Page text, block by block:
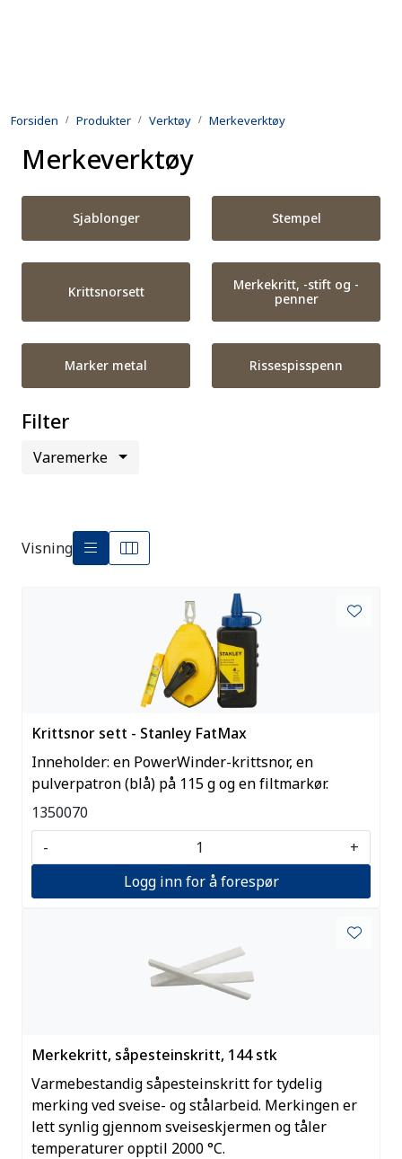
Forsiden Produkter Verktøy Merkeverktøy
Merkeverktøy
Sjablonger Stempel
Krittsnorsett
Merkekritt, -stift og -
penner
Marker metal Rissespisspenn
Filter
Varemerke
Visning
Krittsnor sett - Stanley FatMax
Inneholder: en PowerWinder-krittsnor, en
pulverpatron (blå) på 115 g og en filtmarkør.
1350070
-
+
Logg inn for å forespør
Merkekritt, såpesteinskritt, 144 stk
Varmebestandig såpesteinskritt for tydelig
merking ved sveise- og stålarbeid. Merkingen er
lett synlig gjennom sveiseskjermen og tåler
temperaturer opptil 2000 °C.
Utleie
Kontroll og reparasjon
Forsvarsindustri
Kontakt oss